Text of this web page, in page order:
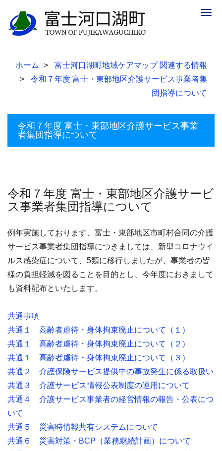
ホーム
富士河口湖町地域ケアマップ 関連する情報
令和７年度 富士・東部地区介護サービス事業者集
団指導について
令和７年度 富士・東部地区介護サービス事業
者集団指導について
令和７年度 富士・東部地区介護サービ
ス事業者集団指導について
例年実施しております、富士・東部地区市町村合同の介護
サービス事業者集団指導につきましては、新型コロナウイ
ルス感染症について、5類に移行しましたが、事業者の皆
様の負担軽減を図ることを目的とし、今年度におきまして
も資料配布といたします。
共通事項
共通１ 高齢者虐待・身体拘束廃止について（１）
共通１ 高齢者虐待・身体拘束廃止について（２）
共通１ 高齢者虐待・身体拘束廃止について（３）
共通２ 介護保険サービス提供中の事故発生に係る取扱い
共通３ 介護サービス情報公表制度の運用について
共通４ 介護サービス事業者の経営情報の報告・公表につ
いて
共通５ 災害時情報共有システムについて
共通６ 災害対策・BCP（業務継続計画）について